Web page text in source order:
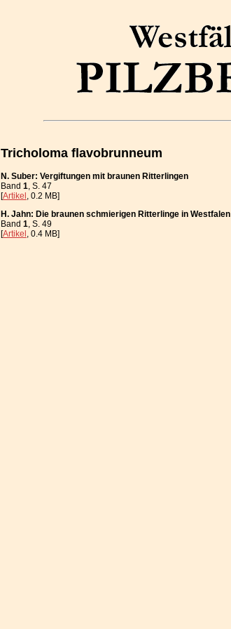
Tricholoma flavobrunneum
N. Suber: Vergiftungen mit braunen Ritterlingen
Band 1, S. 47
[Artikel, 0.2 MB]
H. Jahn: Die braunen schmierigen Ritterlinge in Westfalen
Band 1, S. 49
[Artikel, 0.4 MB]